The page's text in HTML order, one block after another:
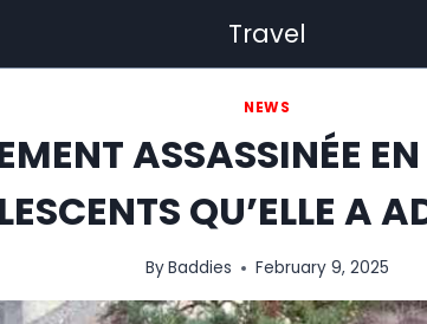
Travel
NEWS
ASSASSINÉE
QU’ELLE A
ByBaddies February 9, 2025